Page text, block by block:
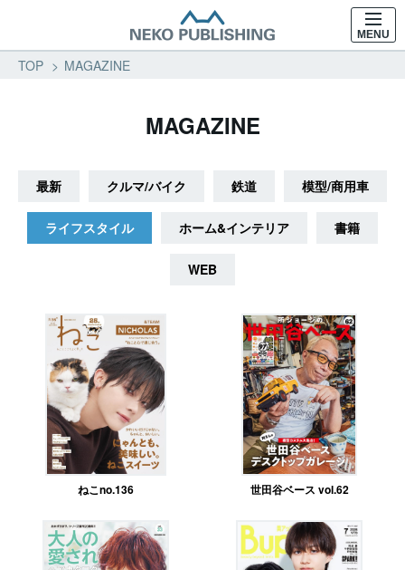
MENU
TOP MAGAZINE
MAGAZINE
最新 クルマ/バイク 鉄道 模型/商用車
ライフスタイル ホーム&インテリア 書籍
WEB
ねこno.136 世田谷ベース vol.62